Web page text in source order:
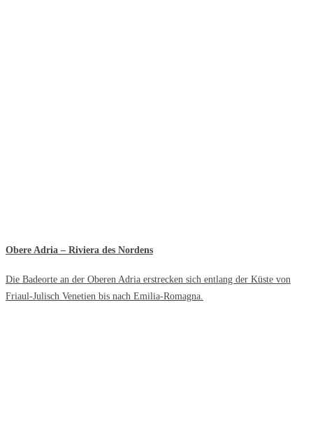
Obere Adria – Riviera des Nordens
Die Badeorte an der Oberen Adria erstrecken sich entlang der Küste von
Friaul-Julisch Venetien bis nach Emilia-Romagna.